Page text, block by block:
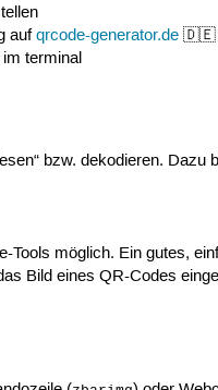
aufqrcode-generator.de🇩🇪
terminal
bzw. dekodieren.
Tools möglich. Ein gutes,
Bild eines QR-Codes